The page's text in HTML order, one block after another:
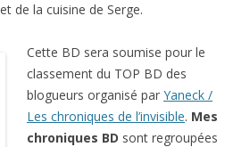
de la cuisine de Serge.
Cette BD sera soumise pour le
classement du TOP BD des
blogueurs organisé par Yaneck /
Les chroniques de l’invisible. Mes
chroniques BD sont regroupées